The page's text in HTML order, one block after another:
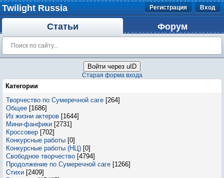
Twilight Russia Регистрация Вход
Статьи Форум
Войти через uID
Старая форма входа
Категории
Творчество по Сумеречной саге [264]
Общее [1686]
Из жизни актеров [1644]
Мини-фанфики [2731]
Кроссовер [702]
Конкурсные работы [0]
Конкурсные работы (НЦ) [0]
Свободное творчество [4794]
Продолжение по Сумеречной саге [1266]
Стихи [2409]